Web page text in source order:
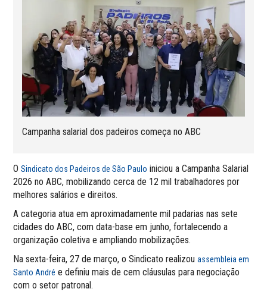
Campanha salarial dos padeiros começa no ABC
OSindicato dos Padeiros de São Paulo iniciou a Campanha Salarial
2026 no ABC, mobilizando cerca de 12 mil trabalhadores por
melhores salários e direitos.
A categoria atua em aproximadamente mil padarias nas sete
cidades do ABC, com data-base em junho, fortalecendo a
organização coletiva e ampliando mobilizações.
Na sexta-feira, 27 de março, o Sindicato realizouassembleia em
Santo André e definiu mais de cem cláusulas para negociação
com o setor patronal.